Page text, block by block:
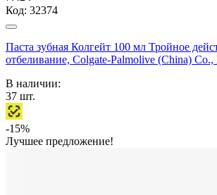
Код: 32374
Паста зубная Колгейт 100 мл Тройное
отбеливание, Colgate-Palmolive (China) Co.,
В наличии:
37 шт.
-15%
Лучшее предложение!